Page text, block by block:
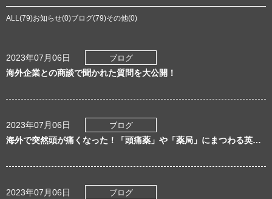
ALL(79)お知らせ(0)ブログ(79)その他(0)
2023年07月06日 ブログ
海外企業との商談で聞かれた質問を大公開！
2023年07月06日 ブログ
海外で突然頭が痛くなった！「頭痛薬」や「薬局」にまつわる英語表現
2023年07月06日 ブログ